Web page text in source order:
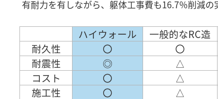
有耐力を有しながら、躯体工事費も16.7％削減の
ハイウォール
一般的なRC造
耐久性
〇
〇
耐震性
◎
△
コスト
〇
△
施工性
〇
△